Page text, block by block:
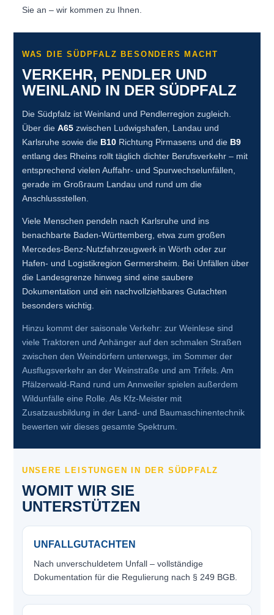
Sie an – wir kommen zu Ihnen.
WAS DIE SÜDPFALZ BESONDERS MACHT
VERKEHR, PENDLER UND
WEINLAND IN DER SÜDPFALZ
Die Südpfalz ist Weinland und Pendlerregion zugleich.
Über die A65zwischen Ludwigshafen, Landau und
Karlsruhe sowie die B10Richtung Pirmasens und die B9
entlang des Rheins rollt täglich dichter Berufsverkehr – mit
entsprechend vielen Auffahr- und Spurwechselunfällen,
gerade im Großraum Landau und rund um die
Anschlussstellen.
Viele Menschen pendeln nach Karlsruhe und ins
benachbarte Baden-Württemberg, etwa zum großen
Mercedes-Benz-Nutzfahrzeugwerk in Wörth oder zur
Hafen- und Logistikregion Germersheim. Bei Unfällen über
die Landesgrenze hinweg sind eine saubere
Dokumentation und ein nachvollziehbares Gutachten
besonders wichtig.
Hinzu kommt der saisonale Verkehr: zur Weinlese sind
viele Traktoren und Anhänger auf den schmalen Straßen
zwischen den Weindörfern unterwegs, im Sommer der
Ausflugsverkehr an der Weinstraße und am Trifels. Am
Pfälzerwald-Rand rund um Annweiler spielen außerdem
Wildunfälle eine Rolle. Als Kfz-Meister mit
Zusatzausbildung in der Land- und Baumaschinentechnik
bewerten wir dieses gesamte Spektrum.
UNSERE LEISTUNGEN IN DER SÜDPFALZ
WOMIT WIR SIE
UNTERSTÜTZEN
UNFALLGUTACHTEN
Nach unverschuldetem Unfall – vollständige
Dokumentation für die Regulierung nach § 249 BGB.